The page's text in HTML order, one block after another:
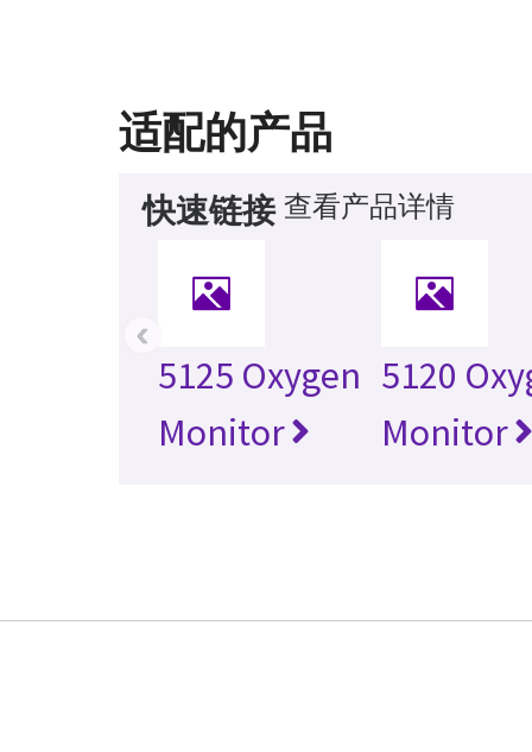
适配的产品
快速链接 查看产品详情
5125 Oxygen
Monitor
5120
Monitor
‹